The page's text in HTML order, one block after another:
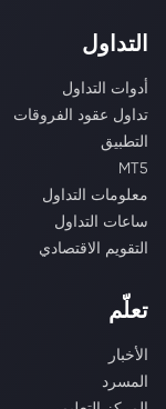
التداول
أدوات التداول
تداول عقود الفروقات
التطبيق
MT5
معلومات التداول
ساعات التداول
التقويم الاقتصادي
تعلّم
الأخبار
المسرد